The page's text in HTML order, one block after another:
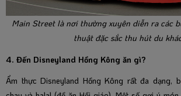
Main Street là nơi thường xuyên diễn ra các
thuật đặc sắc thu hút du
4. Đến Disneyland Hồng Kông ăn gì?
Ẩm thực Disneyland Hồng Kông rất đa dạng,